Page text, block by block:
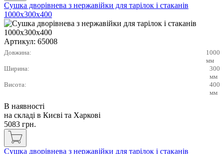
Сушка дворівнева з нержавійки для тарілок і стаканів
1000х300х400
Артикул: 65008
Довжина:
1000
мм
Ширина:
300
мм
Висота:
400
мм
В наявності
на складі в Києві та Харкові
5083 грн.
Сушка дворівнева з нержавійки для тарілок і стаканів